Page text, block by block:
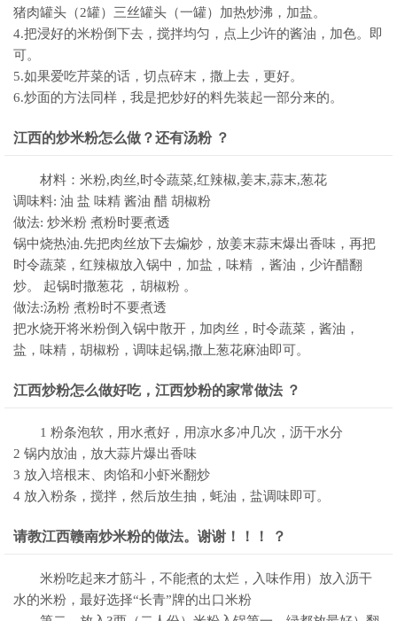
猪肉罐头（2罐）三丝罐头（一罐）加热炒沸，加盐。
4.把浸好的米粉倒下去，搅拌均匀，点上少许的酱油，加色。即
可。
5.如果爱吃芹菜的话，切点碎末，撒上去，更好。
6.炒面的方法同样，我是把炒好的料先装起一部分来的。
江西的炒米粉怎么做？还有汤粉 ？
材料：米粉,肉丝,时令蔬菜,红辣椒,姜末,蒜末,葱花
调味料: 油 盐 味精 酱油 醋 胡椒粉
做法: 炒米粉 煮粉时要煮透
锅中烧热油.先把肉丝放下去煸炒，放姜末蒜末爆出香味，再把
时令蔬菜，红辣椒放入锅中，加盐，味精 ，酱油，少许醋翻
炒。 起锅时撒葱花 ，胡椒粉 。
做法:汤粉 煮粉时不要煮透
把水烧开将米粉倒入锅中散开，加肉丝，时令蔬菜，酱油，
盐，味精，胡椒粉，调味起锅,撒上葱花麻油即可。
江西炒粉怎么做好吃，江西炒粉的家常做法 ？
1 粉条泡软，用水煮好，用凉水多冲几次，沥干水分
2 锅内放油，放大蒜片爆出香味
3 放入培根末、肉馅和小虾米翻炒
4 放入粉条，搅拌，然后放生抽，蚝油，盐调味即可。
请教江西赣南炒米粉的做法。谢谢！！！ ？
米粉吃起来才筋斗，不能煮的太烂，入味作用）放入沥干
水的米粉，最好选择“长青”牌的出口米粉